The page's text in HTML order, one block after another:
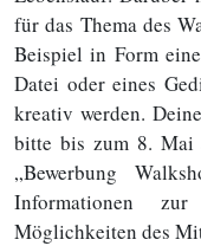
für das Thema des
Beispiel in Form
Datei oder eines
kreativ werden.
bitte bis zum 8. Mai
„Bewerbung
Informationen
Möglichkeiten des